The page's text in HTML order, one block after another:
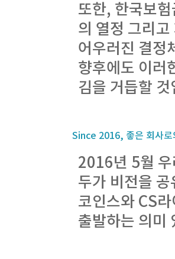
또한, 한국보
의 열정 그리
어우러진 결정
향후에도 이러
김을 거듭할
Since 2016, 좋은 회사로
2016년 5월 우
두가 비전을
코인스와 CS
출발하는 의미